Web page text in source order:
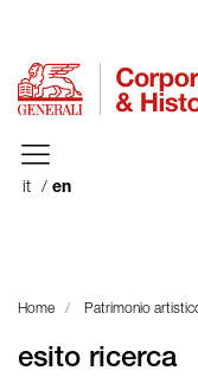
it en
Home Patrimonio
esito ricerca